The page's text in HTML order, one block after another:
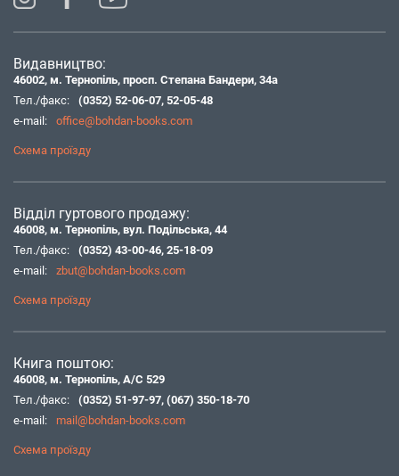
Видавництво:
46002, м. Тернопіль, просп. Степана Бандери, 34а
Тел./факс:
(0352) 52-06-07, 52-05-48
e-mail:
office@bohdan-books.com
Схема проїзду
Відділ гуртового продажу:
46008, м. Тернопіль, вул. Подільська, 44
Тел./факс:
(0352) 43-00-46, 25-18-09
e-mail:
zbut@bohdan-books.com
Схема проїзду
Книга поштою:
46008, м. Тернопіль, А/С 529
Тел./факс:
(0352) 51-97-97, (067) 350-18-70
e-mail:
mail@bohdan-books.com
Схема проїзду